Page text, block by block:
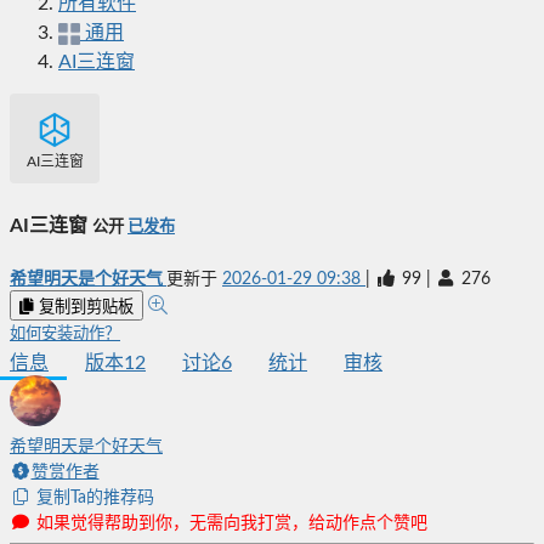
通用
AI三连窗
AI三连窗
AI三连窗 公开 已发布
希望明天是个好天气 更新于 2026-01-29 09:38 99 276
复制到剪贴板
如何安装动作？
信息 版本12 讨论6 统计 审核
希望明天是个好天气
赞赏作者
复制Ta的推荐码
如果觉得帮助到你，无需向我打赏，给动作点个赞吧